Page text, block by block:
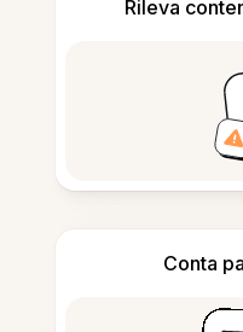
Rileva
Conta